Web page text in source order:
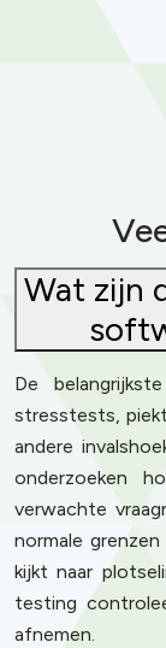
Wat zijn
De
stresstests,
andere
onderzoeken
verwachte
normale
kijkt naar
testing
afnemen.